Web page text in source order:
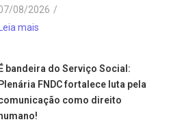
08/2026 /
mais
bandeira do Serviço Social:
FNDC fortalece luta pela
como direito